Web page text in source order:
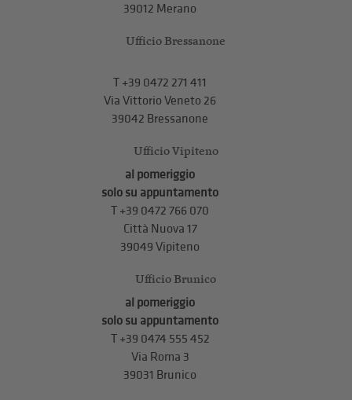
39012 Merano
Ufficio Bressanone
T +39 0472 271 411
Via Vittorio Veneto 26
39042 Bressanone
Ufficio Vipiteno
al pomeriggio
solo su appuntamento
T +39 0472 766 070
Città Nuova 17
39049 Vipiteno
Ufficio Brunico
al pomeriggio
solo su appuntamento
T+39 0474 555 452
Via Roma 3
39031 Brunico